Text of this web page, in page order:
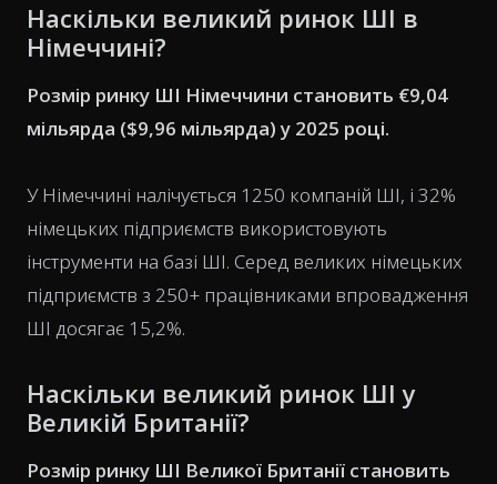
Наскільки великий ринок ШІ в
Німеччині?
Розмір ринку ШІ Німеччини становить €9,04
мільярда ($9,96 мільярда) у 2025 році.
У Німеччині налічується 1250 компаній ШІ, і 32%
німецьких підприємств використовують
інструменти на базі ШІ. Серед великих німецьких
підприємств з 250+ працівниками впровадження
ШІ досягає 15,2%.
Наскільки великий ринок ШІ у
Великій Британії?
Розмір ринку ШІ Великої Британії становить